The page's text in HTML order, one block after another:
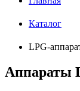
Каталог
LPG-
Аппараты